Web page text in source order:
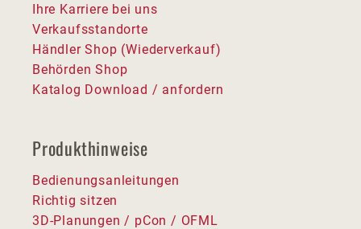
Ihre Karriere bei uns
Verkaufsstandorte
Händler Shop (Wiederverkauf)
Behörden Shop
Katalog Download / anfordern
Produkthinweise
Bedienungsanleitungen
Richtig sitzen
3D-Planungen / pCon / OFML